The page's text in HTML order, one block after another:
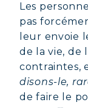
Les
pas
leur envoie
de la vie, de
contraintes,
disons-le,
de faire le